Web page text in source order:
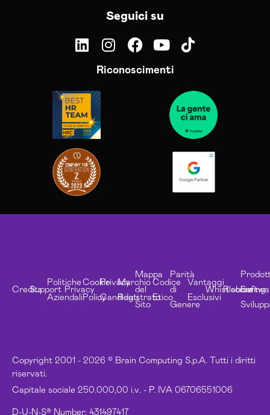
Seguici su
Riconoscimenti
Copyright 2001 - 2026 © Brain Computing S.p.A. Tutti i diritti
riservati.
Capitale sociale 250.000,00 i.v. - P. IVA 06706551006
D-U-N-S® Number: 431497417
CreditsSupport
Politiche
Aziendali
Privacy
Cookie
Policy
Privacy
Candidati
Marchio
Registrato
Mappa
del
Sito
Codice
Etico
Parità
di
Genere
Vantaggi
Esclusivi
Whistleblowing
Risorse